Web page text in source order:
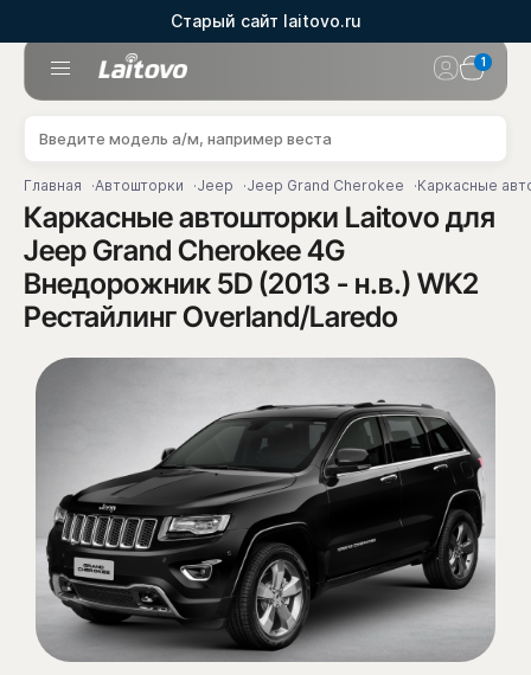
Старый сайт laitovo.ru
1
Главная Автошторки Jeep Jeep Grand Cherokee Каркасные
Каркасные автошторки Laitovo для
Jeep Grand Cherokee 4G
Внедорожник 5D (2013 - н.в.) WK2
Рестайлинг Overland/Laredo